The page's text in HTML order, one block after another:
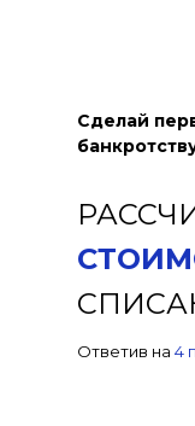
Сделай
Ответив на 4